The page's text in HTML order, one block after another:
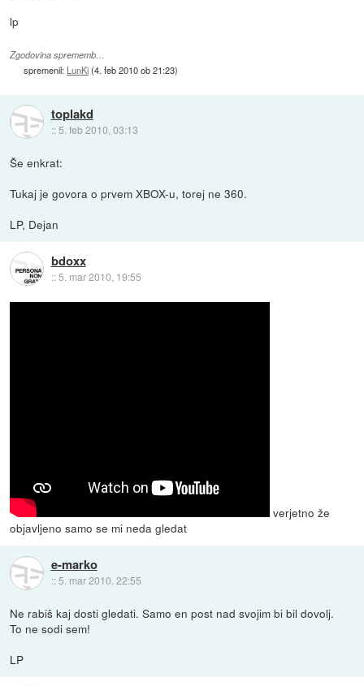
lp
Zgodovina sprememb…
spremenil: LunKi(4. feb 2010 ob 21:23)
toplakd
:: 5. feb 2010, 03:13
Še enkrat:
Tukaj je govora o prvem XBOX-u, torej ne 360.
LP, Dejan
bdoxx
::5. mar 2010, 19:55
verjetno že
objavljeno samo se mi neda gledat
e-marko
:: 5. mar 2010, 22:55
Ne rabiš kaj dosti gledati. Samo en post nad svojim bi bil dovolj.
To ne sodi sem!
LP